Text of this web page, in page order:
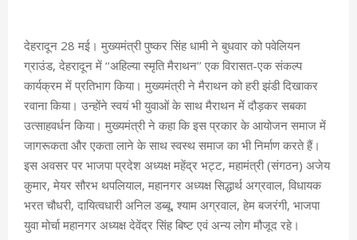
देहरादून 28 मई। मुख्यमंत्री पुष्कर सिंह धामी ने बुधवार को पवेलियन
ग्राउंड, देहरादून में ‘‘अहिल्या स्मृति मैराथन’’ एक विरासत-एक संकल्प
कार्यक्रम में प्रतिभाग किया। मुख्यमंत्री ने मैराथन को हरी झंडी दिखाकर
रवाना किया। उन्होंने स्वयं भी युवाओं के साथ मैराथन में दौड़कर सबका
उत्साहवर्धन किया। मुख्यमंत्री ने कहा कि इस प्रकार के आयोजन समाज में
जागरूकता और एकता लाने के साथ स्वस्थ समाज का भी निर्माण करते हैं।
इस अवसर पर भाजपा प्रदेश अध्यक्ष महेंद्र भट्ट, महामंत्री (संगठन) अजेय
कुमार, मेयर सौरभ थपलियाल, महानगर अध्यक्ष सिद्धार्थ अग्रवाल, विधायक
भरत चौधरी, दायित्वधारी अनिल डब्बू, श्याम अग्रवाल, हेम बजरंगी, भाजपा
युवा मोर्चा महानगर अध्यक्ष देवेंद्र सिंह बिष्ट एवं अन्य लोग मौजूद रहे।